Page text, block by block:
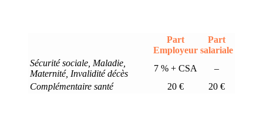
Part
Employeur
Part
salariale
Sécurité sociale, Maladie,
Maternité, Invalidité décès
7 % + CSA
–
Complémentaire santé
20 € 20 €